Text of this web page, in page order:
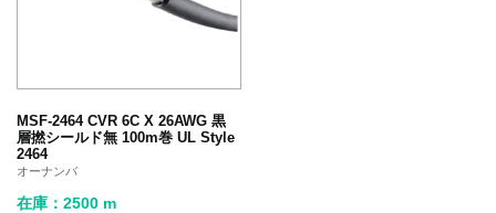
MSF-2464 CVR 6C X 26AWG 黒
層撚シールド無 100m巻 UL Style
2464
オーナンバ
在庫：2500 m